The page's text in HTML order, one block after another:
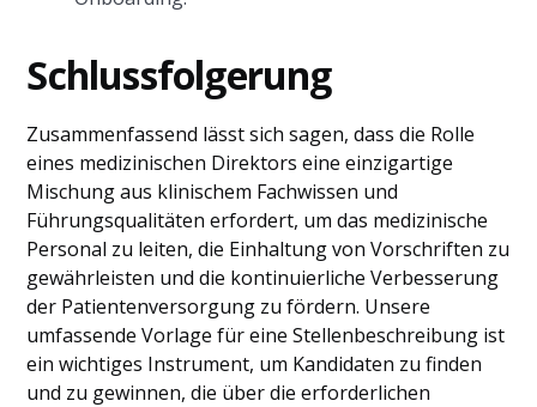
Schlussfolgerung
Zusammenfassend lässt sich sagen, dass die Rolle
eines medizinischen Direktors eine einzigartige
Mischung aus klinischem Fachwissen und
Führungsqualitäten erfordert, um das medizinische
Personal zu leiten, die Einhaltung von Vorschriften zu
gewährleisten und die kontinuierliche Verbesserung
der Patientenversorgung zu fördern. Unsere
umfassende Vorlage für eine Stellenbeschreibung ist
ein wichtiges Instrument, um Kandidaten zu finden
und zu gewinnen, die über die erforderlichen